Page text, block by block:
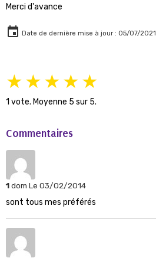
Merci d'avance
Date de dernière mise à jour : 05/07/2021
★★★★★
1 vote. Moyenne 5 sur 5.
Commentaires
1dom Le 03/02/2014
sont tous mes préférés